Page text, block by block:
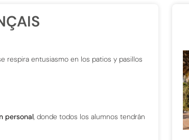
respira entusiasmo en los patios y pasillos
personal, donde todos los alumnos tendrán